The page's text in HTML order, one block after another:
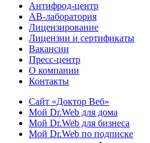
Антифрод-центр
АВ-лаборатория
Лицензирование
Лицензии и сертификаты
Вакансии
Пресс-центр
О компании
Контакты
Сайт «Доктор Веб»
Мой Dr.Web для дома
Мой Dr.Web для бизнеса
Мой Dr.Web по подписке